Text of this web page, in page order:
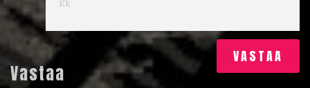
Kk
VASTAA
Vastaa